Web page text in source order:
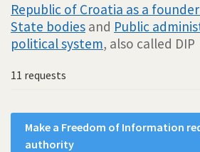
Republic of Croatia as a
State bodies and Public
political system, also called DIP
11 requests
Make a Freedom of Information
authority